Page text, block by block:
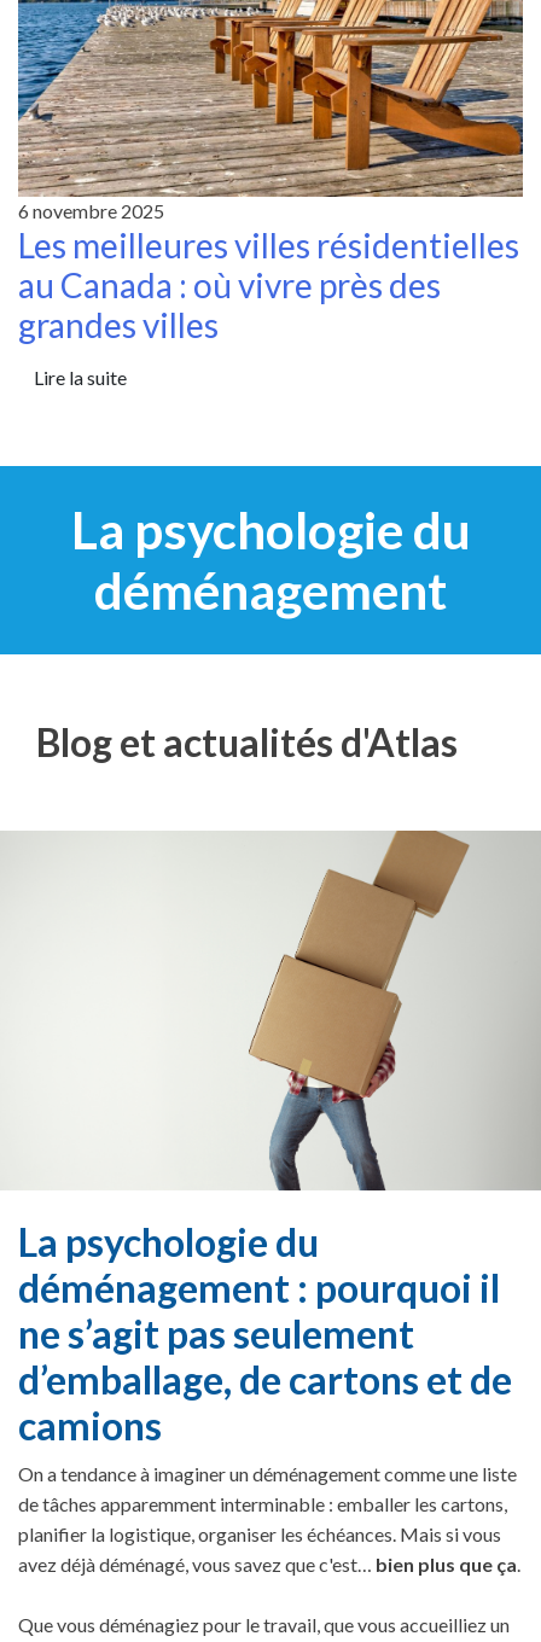
6 novembre 2025
Les meilleures villes résidentielles
au Canada : où vivre près des
grandes villes
Lire la suite
La psychologie du
déménagement
Blog et actualités d'Atlas
La psychologie du
déménagement : pourquoi il
ne s’agit pas seulement
d’emballage, de cartons et de
camions
On a tendance à imaginer un déménagement comme une liste
de tâches apparemment interminable : emballer les cartons,
planifier la logistique, organiser les échéances. Mais si vous
avez déjà déménagé, vous savez que c'est… bien plus que ça.
Que vous déménagiez pour le travail, que vous accueilliez un